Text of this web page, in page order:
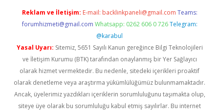
Reklam ve İletişim: E-mail: backlinkpaneli@gmail.com Teams:
forumhizmeti@gmail.com Whatsapp: 0262 606 0 726 Telegram:
@karabul
Yasal Uyarı: Sitemiz, 5651 Sayılı Kanun gereğince Bilgi Teknolojileri
ve İletişim Kurumu (BTK) tarafından onaylanmış bir Yer Sağlayıcı
olarak hizmet vermektedir. Bu nedenle, sitedeki içerikleri proaktif
olarak denetleme veya araştırma yükümlülüğümüz bulunmamaktadır.
Ancak, üyelerimiz yazdıkları içeriklerin sorumluluğunu taşımakta olup,
siteye üye olarak bu sorumluluğu kabul etmiş sayılırlar. Bu internet